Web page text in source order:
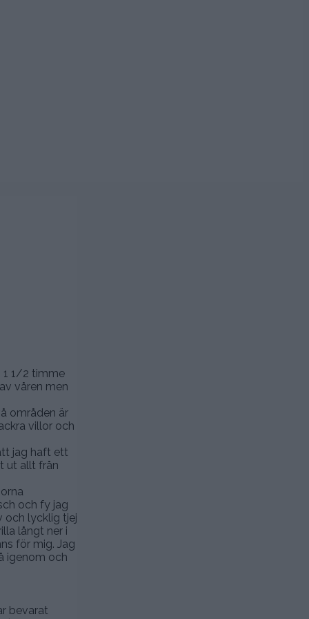
1 1/2 timme
våren men
områden är
villor och
jag haft ett
ut allt från
och fy jag
och lycklig tjej
långt ner i
för mig. Jag
igenom och
bevarat